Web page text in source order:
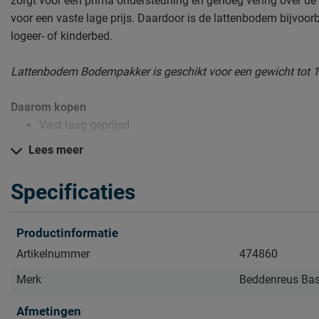
voor een vaste lage prijs. Daardoor is de lattenbodem
logeer- of kinderbed.
Lattenbodem Bodempakker is geschikt voor een gewicht tot
Daarom kopen
Vast laag geprijsd
Prima ondersteuning en vering
Kijk bij het kopje ‘Goed om te weten’ om alle tips & tricks te
Lees meer
Specificaties
Productinformatie
Artikelnummer
474860
Merk
Beddenreus
Afmetingen